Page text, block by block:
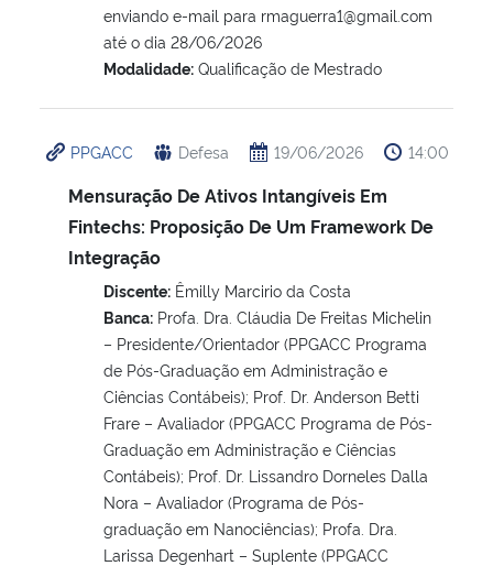
enviando e-mail para rmaguerra1@gmail.com
até o dia 28/06/2026
Modalidade: Qualificação de Mestrado
PPGACC Defesa 19/06/2026 14:00
Mensuração De Ativos Intangíveis Em
Fintechs: Proposição De Um Framework De
Integração
Discente: Êmilly Marcirio da Costa
Banca: Profa. Dra. Cláudia De Freitas Michelin
– Presidente/Orientador (PPGACC Programa
de Pós-Graduação em Administração e
Ciências Contábeis); Prof. Dr. Anderson Betti
Frare – Avaliador (PPGACC Programa de Pós-
Graduação em Administração e Ciências
Contábeis); Prof. Dr. Lissandro Dorneles Dalla
Nora – Avaliador (Programa de Pós-
graduação em Nanociências); Profa. Dra.
Larissa Degenhart – Suplente (PPGACC